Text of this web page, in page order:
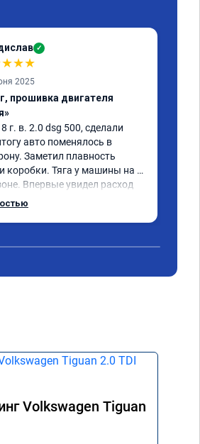
✓
★★★
2025
прошивка двигателя
г. в. 2.0 dsg 500, сделали
авто поменялось в
Заметил плавность
коробки. Тяга у машины на
Впервые увидел расход
8 литров. Сколько
Volkswagen Tiguan